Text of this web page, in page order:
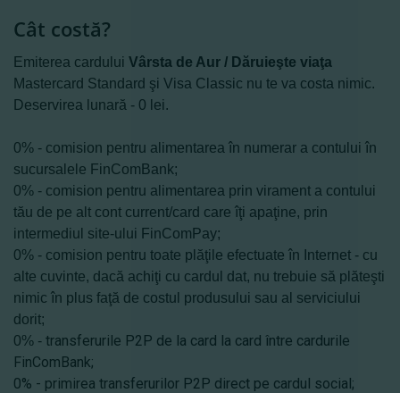
Cât costă?
Emiterea cardului Vârsta de Aur / Dăruieşte viaţa
Mastercard Standard şi Visa Classic nu te va costa nimic.
Deservirea lunară - 0 lei.
0% - comision pentru alimentarea în numerar a contului în
sucursalele FinComBank;
0% - comision pentru alimentarea prin virament a contului
tău de pe alt cont current/card care îţi apaţine, prin
intermediul site-ului FinComPay;
0% - comision pentru toate plăţile efectuate în Internet - cu
alte cuvinte, dacă achiţi cu cardul dat, nu trebuie să plăteşti
nimic în plus faţă de costul produsului sau al serviciului
dorit;
0% - transferurile P2P de la card la card între cardurile
FinComBank;
0% - primirea transferurilor P2P direct pe cardul social;